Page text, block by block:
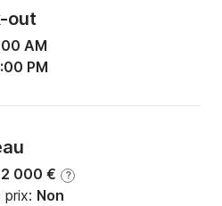
out
AM
PM
2 000 € ?
prix: Non